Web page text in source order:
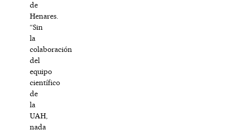
de
Henares.
“Sin
la
colaboración
del
equipo
científico
de
la
UAH,
nada